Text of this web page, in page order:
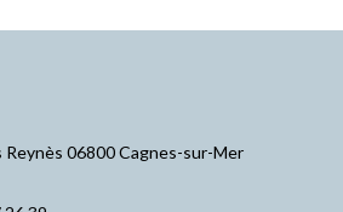
€.41,58 €.
Reynès 06800 Cagnes-sur-Mer